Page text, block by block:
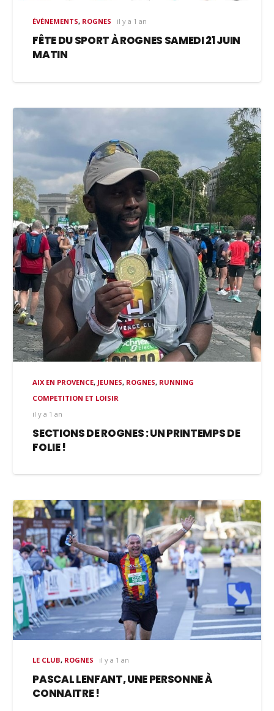
ÉVÉNEMENTS, ROGNES il y a 1 an
FÊTE DU SPORT À ROGNES SAMEDI 21 JUIN
MATIN
AIX EN PROVENCE, JEUNES, ROGNES, RUNNING
COMPETITION ET LOISIR
il y a 1 an
SECTIONS DE ROGNES : UN PRINTEMPS DE
FOLIE !
LE CLUB, ROGNES il y a 1 an
PASCAL LENFANT, UNE PERSONNE À
CONNAITRE !